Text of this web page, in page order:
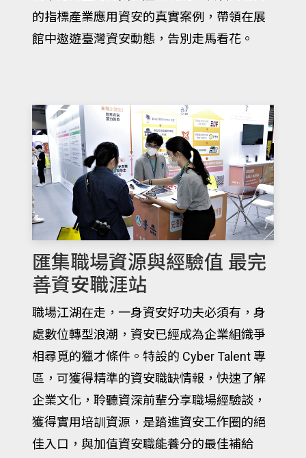
的指標產業應用資安的真實案例，帶領在展
館中遨遊臺灣資安動態，告別走馬看花。
匯集職場資源與經驗值 最完
善資安職涯站
職場江湖在走，一身資安好功夫必須有，身
處數位轉型浪潮，資安已經成為企業組織爭
相尋覓的獵才條件。特設的 Cyber Talent 專
區，可獲得精準的資安職缺情報，快速了解
企業文化，聆聽資深前輩分享職場經驗談，
獲得實用培訓資源，是踏進資安工作圈的絕
佳入口，與加值資安職能養分的最佳補給